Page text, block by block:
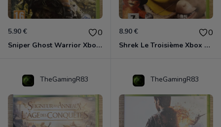
5.90 € 0
Sniper Ghost Warrior Xbox 360
8.90 € 0
Shrek Le Troisième Xbox 360
TheGamingR83 TheGamingR83